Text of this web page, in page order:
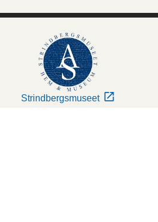
Strindbergsmuseet